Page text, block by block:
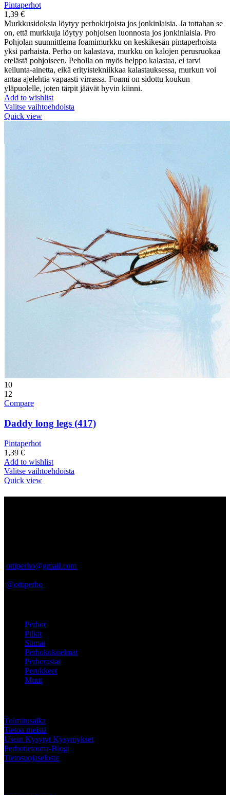
Pintaperhot
1,39 €
Murkkusidoksia löytyy perhokirjoista jos jonkinlaisia. Ja tottahan se
on, että murkkuja löytyy pohjoisen luonnosta jos jonkinlaisia. Pro
Pohjolan suunnittlema foamimurkku on keskikesän pintaperhoista
yksi parhaista. Perho on kalastava, murkku on kalojen perusruokaa
etelästä pohjoiseen. Peholla on myös helppo kalastaa, ei tarvi
kellunta-ainetta, eikä erityistekniikkaa kalastauksessa, murkun voi
antaa ajelehtia vapaasti virrassa. Foami on sidottu koukun
yläpuolelle, joten tärpit jäävät hyvin kiinni.
Add to wishlist
Valitse vaihtoehdoista
Quick view
10
12
Compare
Daddy long legs (417)
Pintaperhot
1,39 €
Add to wishlist
Valitse vaihtoehdoista
Quick view
ottiperho@gmail.com
@ottiperho
Perhot
Pilkit
Siimat
Perhokokoelmat
Perhorasiat
Perukkeet
Muut
Toimitusaika
Tietoa meistä
Usein Kysytyt Kysymykset
Perhotietoutta-Blogi
Tietosuojaseloste